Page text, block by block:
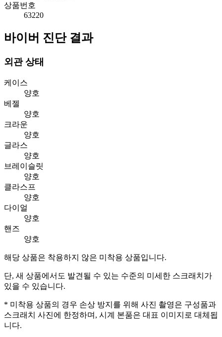
상품번호
63220
바이버 진단 결과
외관 상태
케이스
양호
베젤
양호
크라운
양호
글라스
양호
브레이슬릿
양호
클라스프
양호
다이얼
양호
핸즈
양호
해당 상품은 착용하지 않은 미착용 상품입니다.
단, 새 상품에서도 발견될 수 있는 수준의 미세한 스크래치가
있을 수 있습니다.
* 미착용 상품의 경우 손상 방지를 위해 사진 촬영은 구성품과
스크래치 사진에 한정하며, 시계 본품은 대표 이미지로 대체됩
니다.